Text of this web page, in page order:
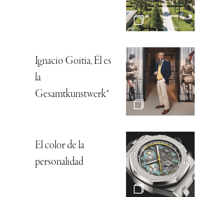
Ignacio Goitia, Él es
la
Gesamtkunstwerk*
El color de la
personalidad